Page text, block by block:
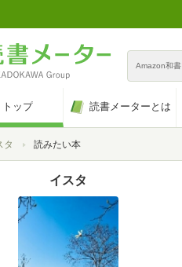
Amazon和書
トップ 読書メーターとは
タ 読みたい本
イスタ